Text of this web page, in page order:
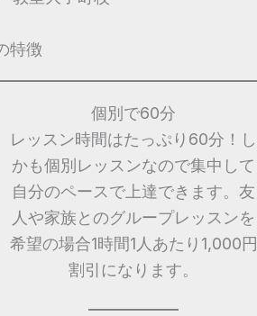
特徴
個別で60分
レッスン時間はたっぷり60分！し
かも個別レッスンなので集中して
自分のペースで上達できます。友
人や家族とのグループレッスンを
希望の場合1時間1人あたり1,000円
割引になります。